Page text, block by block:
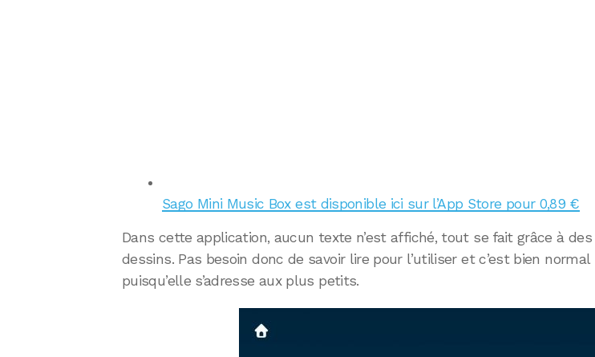
Sago Mini Music Box est disponible ici sur l’App Store pour 0,89 €
Dans cette application, aucun texte n’est affiché, tout se fait grâce à des
dessins. Pas besoin donc de savoir lire pour l’utiliser et c’est bien normal
puisqu’elle s’adresse aux plus petits.